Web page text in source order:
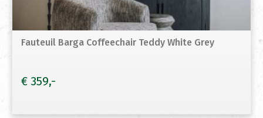
Fauteuil Barga Coffeechair Teddy White Grey
€ 359